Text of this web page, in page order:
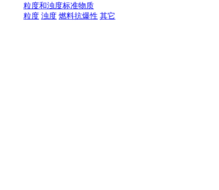
粒度和浊度标准物质
粒度 浊度 燃料抗爆性 其它